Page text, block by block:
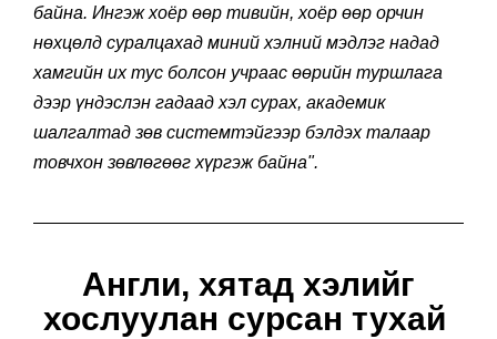
байна. Ингэж хоёр өөр тивийн, хоёр өөр орчин
нөхцөлд суралцахад миний хэлний мэдлэг надад
хамгийн их тус болсон учраас өөрийн туршлага
дээр үндэслэн гадаад хэл сурах, академик
шалгалтад зөв системтэйгээр бэлдэх талаар
товчхон зөвлөгөөг хүргэж байна".
Англи, хятад хэлийг
хослуулан сурсан тухай